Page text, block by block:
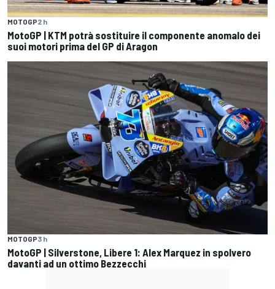
MOTOGP2 h
MotoGP | KTM potrà sostituire il componente anomalo dei
suoi motori prima del GP di Aragon
MOTOGP3 h
MotoGP | Silverstone, Libere 1: Alex Marquez in spolvero
davanti ad un ottimo Bezzecchi